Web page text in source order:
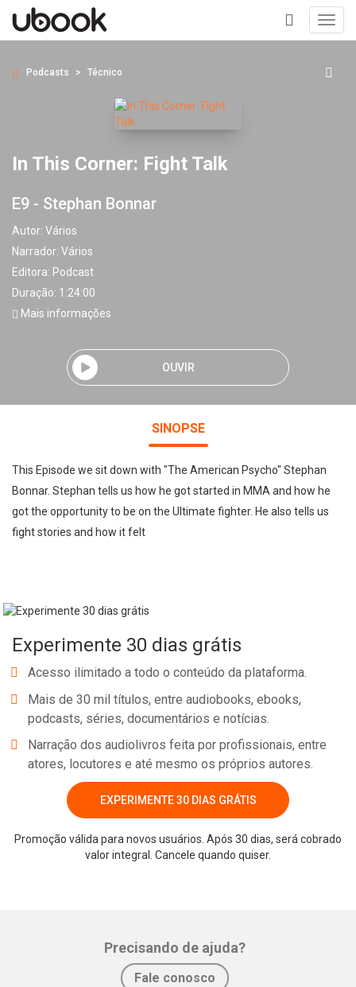
+
Podcasts Técnico
In This Corner: Fight Talk
E9 - Stephan Bonnar
Autor: Vários
Narrador: Vários
Editora: Podcast
Duração: 1:24:00
Mais informações
OUVIR
SINOPSE
This Episode we sit down with "The American Psycho" Stephan
Bonnar. Stephan tells us how he got started in MMA and how he
got the opportunity to be on the Ultimate fighter. He also tells us
fight stories and how it felt
Experimente 30 dias grátis
Acesso ilimitado a todo o conteúdo da plataforma.
Mais de 30 mil títulos, entre audiobooks, ebooks,
podcasts, séries, documentários e notícias.
Narração dos audiolivros feita por profissionais, entre
atores, locutores e até mesmo os próprios autores.
EXPERIMENTE 30 DIAS GRÁTIS
Promoção válida para novos usuários. Após 30 dias, será cobrado
valor integral. Cancele quando quiser.
Precisando de ajuda?
Fale conosco